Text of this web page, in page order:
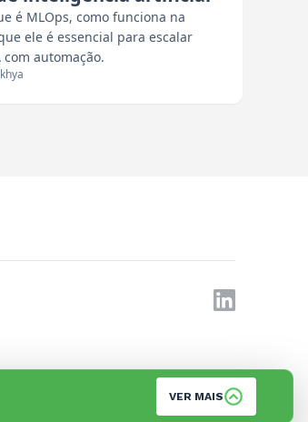
é MLOps, como funciona na
ele é essencial para escalar
automação.
VER MAIS